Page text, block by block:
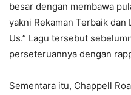
besar dengan membawa
yakni Rekaman Terbaik dan
Us.” Lagu tersebut
perseteruannya dengan
Sementara itu, Chappell